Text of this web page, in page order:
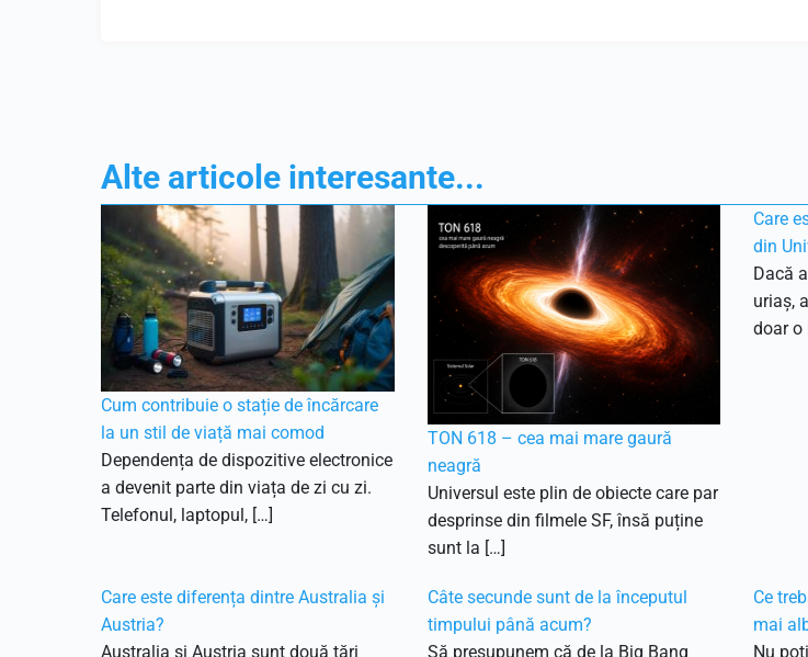
Alte articole interesante...
Cum contribuie o stație de încărcare
la un stil de viață mai comod
Dependența de dispozitive electronice
a devenit parte din viața de zi cu zi.
Telefonul, laptopul, […]
TON 618 – cea mai mare gaură
neagră
Universul este plin de obiecte care par
desprinse din filmele SF, însă puține
sunt la […]
Care
din
Dacă
uriaș,
doar o
Care este diferența dintre Australia și
Austria?
Australia și Austria sunt două țări
Câte secunde sunt de la începutul
timpului până acum?
Să presupunem că de la Big Bang
Ce
mai
Nu